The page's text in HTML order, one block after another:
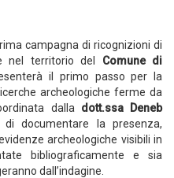
campagna di ricognizioni di
nel territorio del Comune di
il primo passo per la
archeologiche ferme da
dalla dott.ssa Deneb
di documentare la presenza,
archeologiche visibili in
bibliograficamente e sia
dall’indagine.